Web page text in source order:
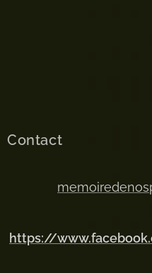
Contact
https://